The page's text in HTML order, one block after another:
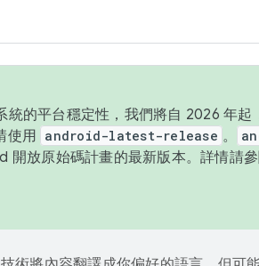
的平台穩定性，我們將自 2026 年起
使用 android-latest-release 。
放原始碼計畫的最新版本。詳情請參